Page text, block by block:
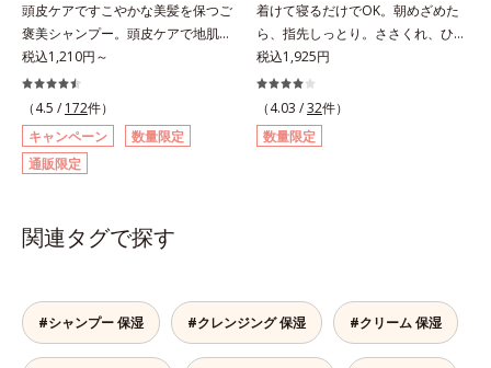
い感触で肌に密着してくずれにくい
「ローションタイプ」の2タイプか
ら、お肌の状態に合わせてお選びい
ただけます。*1 紫外線や空気中の
ほこりなどのダメージ*2 空気中の
ちり・ほこり
頭皮ケアですこやかな美髪を保つご
褒美シャンプー。頭皮ケアで地肌環
境を整えて、地肌汚れ、ニオイ、ベ
タつきなどの夏の頭皮3大悩みをス
ッキリ解消するシャンプーです。シ
リコンフリー、アミノ酸系洗浄成分
を使用し、さらに吸着型ヒアルロン
酸(*1)や3種の植物由来エキスなど
るおいを与えて、すこやかな地肌と
リ。*1 ヒアルロン酸ヒドロキシプ
ロピルトリモニウム配合＝地肌にう
るおいベールで包み込む保湿成分*2
税込1,210円～
（4.5 / 172件）
キャンペーン
数量限定
通販限定
着けて寝るだけでOK。朝めざめた
ら、指先しっとり。ささくれ、ひび
割れに！夜の「うるおい手袋」着け
て寝るだけで、ひと晩中しっとり保
湿。手荒れに悩む方におすすめの手
袋です。天然保湿成分スクワランが
練り込まれたレーヨンと綿を採用。
税込1,925円
（4.03 /32件）
数量限定
関連タグで探す
#シャンプー 保湿 #クレンジング 保湿 #クリーム 保湿